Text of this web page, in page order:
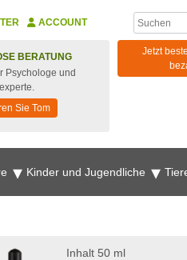
ACCOUNT
BERATUNG
Psychologe und
Sie Tom
Jetzt
Kinder und Jugendliche
Inhalt 50 ml